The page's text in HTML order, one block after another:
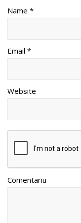
Name *
Email *
Website
Comentariu